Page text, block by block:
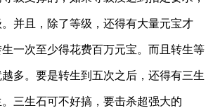
并且，除了等级，还得有大量元宝才
一次至少得花费百万元宝。而且转生等
多。要是转生到五次之后，还得有三生
三生石可不好搞，要击杀超强大的